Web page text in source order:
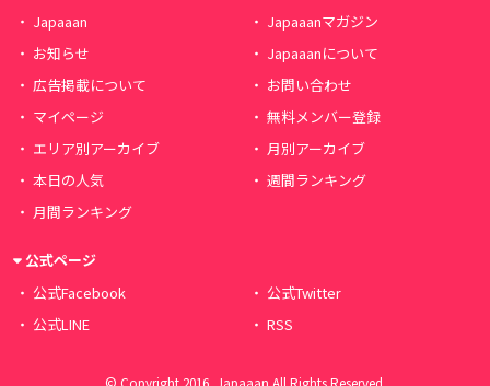
Japaaan
Japaaanマガジン
お知らせ
Japaaanについて
広告掲載について
お問い合わせ
マイページ
無料メンバー登録
エリア別アーカイブ
月別アーカイブ
本日の人気
週間ランキング
月間ランキング
公式ページ
公式Facebook
公式Twitter
公式LINE
RSS
© Copyright 2016, Japaaan All Rights Reserved.